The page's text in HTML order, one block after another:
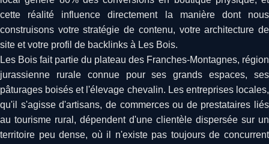
cette réalité influence directement la manière dont nous
construisons votre stratégie de contenu, votre architecture de
site et votre profil de backlinks à Les Bois.
Les Bois fait partie du plateau des Franches-Montagnes, région
jurassienne rurale connue pour ses grands espaces, ses
pâturages boisés et l'élevage chevalin. Les entreprises locales,
qu'il s'agisse d'artisans, de commerces ou de prestataires liés
au tourisme rural, dépendent d'une clientèle dispersée sur un
territoire peu dense, où il n'existe pas toujours de concurrent